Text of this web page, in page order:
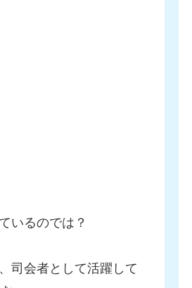
いるのでは？
司会者として活躍して